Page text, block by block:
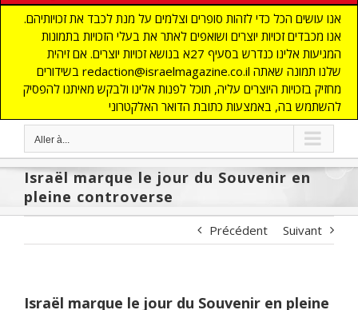
אנו עושים הכל כדי לזהות סופרים וצלמים על מנת לכבד את זכויותיהם.
אנו מכבדים זכויות יוצרים ושואפים לאתר את בעלי הזכויות בתמונות
המגיעות אלינו כנדרש בסעיף 27א בנושא זכויות יוצרים. אם זיהית
בשידורים redaction@israelmagazine.co.il שלנו תמונה שאתה
מחזיק בזכויות היוצרים עליה, תוכל לפנות אלינו ולבקש מאיתנו להפסיק
להשתמש בה, באמצעות כתובת הדואר האלקטרוני
Aller à...
Israël marque le jour du Souvenir en
pleine controverse
Précédent Suivant
Israël marque le jour du Souvenir en pleine